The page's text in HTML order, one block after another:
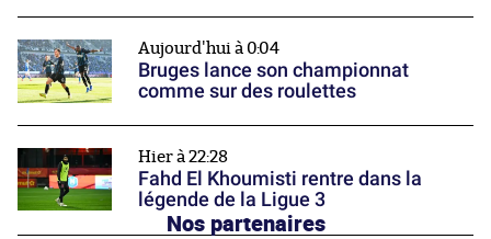
Aujourd'hui à 0:04
Bruges lance son championnat
comme sur des roulettes
Hier à 22:28
Fahd El Khoumisti rentre dans la
légende de la Ligue 3
Nos partenaires